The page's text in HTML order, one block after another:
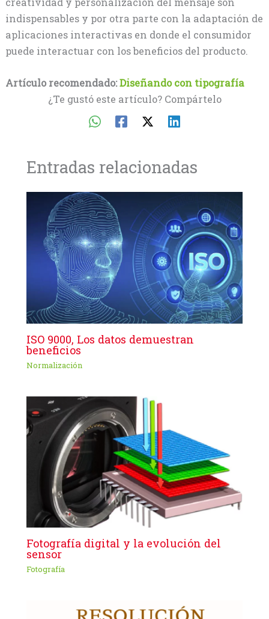
indispensables y por otra parte con la adaptación de
aplicaciones interactivas en donde el consumidor
puede interactuar con los beneficios del producto.
Artículo recomendado:Diseñando con tipografía
¿Te gustó este artículo? Compártelo
Entradas relacionadas
ISO 9000, Los datos demuestran
beneficios
Normalización
Fotografía digital y la evolución del
sensor
Fotografía